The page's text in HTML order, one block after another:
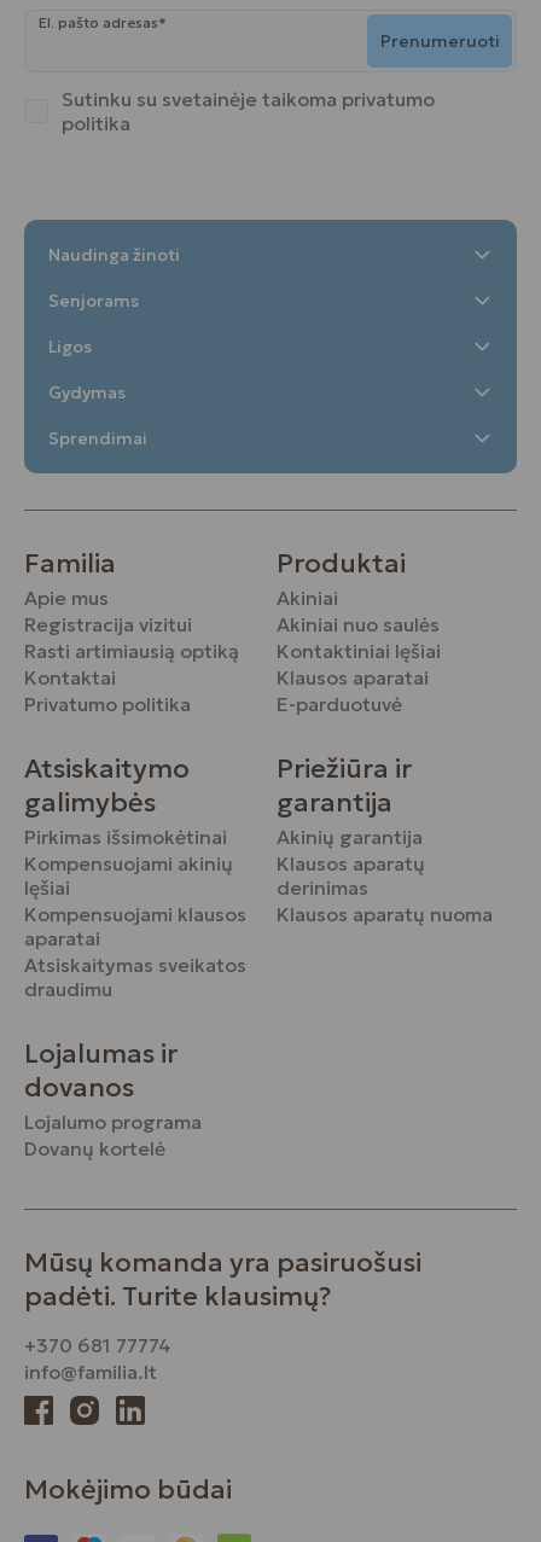
Prenumeruoti
El. pašto adresas*
Sutinku su svetainėje taikoma privatumo
politika
Naudinga žinoti
Senjorams
Ligos
Gydymas
Sprendimai
Familia
Apie mus
Registracija vizitui
Rasti artimiausią optiką
Kontaktai
Privatumo politika
Produktai
Akiniai
Akiniai nuo saulės
Kontaktiniai lęšiai
Klausos aparatai
E-parduotuvė
Atsiskaitymo
galimybės
Pirkimas išsimokėtinai
Kompensuojami akinių
lęšiai
Kompensuojami klausos
aparatai
Atsiskaitymas sveikatos
draudimu
Priežiūra ir
garantija
Akinių garantija
Klausos aparatų
derinimas
Klausos aparatų nuoma
Lojalumas ir
dovanos
Lojalumo programa
Dovanų kortelė
Mūsų komanda yra pasiruošusi
padėti. Turite klausimų?
+370 681 77774
info@familia.lt
Mokėjimo būdai